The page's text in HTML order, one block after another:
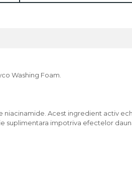
Washing Foam.
Acest ingredient activ
suplimentara impotriva efectelor